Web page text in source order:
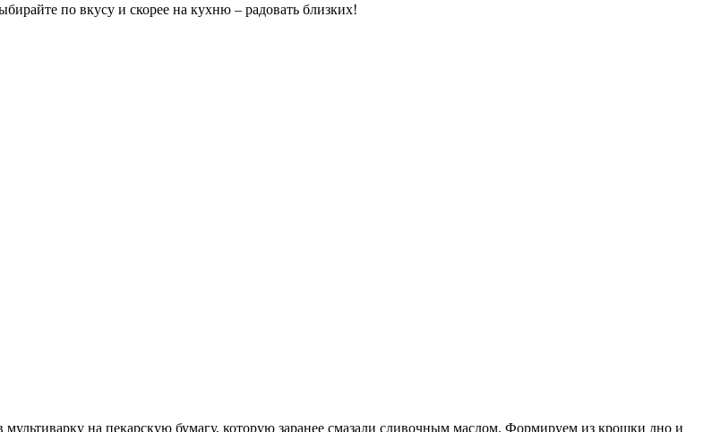
по вкусу и скорее на кухню – радовать близких!
на пекарскую бумагу, которую заранее смазали сливочным маслом. Формируем из крошки дно и